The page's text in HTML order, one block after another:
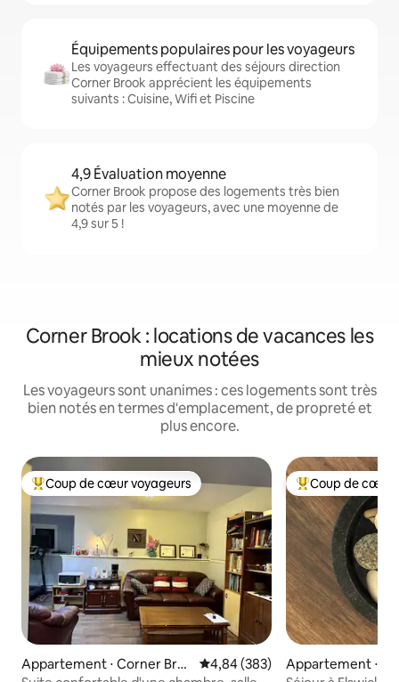
Équipements populaires pour les voyageurs
Les voyageurs effectuant des séjours direction
Corner Brook apprécient les équipements
suivants : Cuisine, Wifi et Piscine
4,9 Évaluation moyenne
Corner Brook propose des logements très bien
notés par les voyageurs, avec une moyenne de
4,9 sur 5 !
Corner Brook : locations de vacances les
mieux notées
Les voyageurs sont unanimes : ces logements sont très
bien notés en termes d'emplacement, de propreté et
plus encore.
Coups de cœur voyageurs les plus appréciés
Coup de cœur voyageurs
Appartement ⋅ Corner Bro
Évaluation moyenne sur la
4,84 (383)
Coups de cœur
Coup de cœur
Appartement ⋅